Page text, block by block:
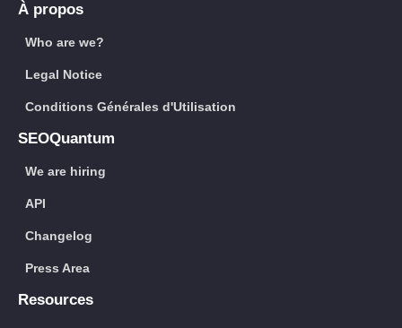
À propos
Who are we?
Legal Notice
Conditions Générales d'Utilisation
SEOQuantum
We are hiring
API
Changelog
Press Area
Resources